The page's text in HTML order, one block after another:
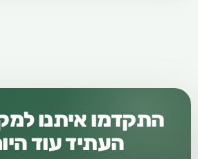
התקדמו איתנו
העתיד עוד